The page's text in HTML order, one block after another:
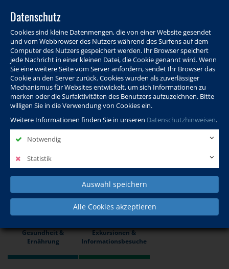
Datenschutz
Cookies sind kleine Datenmengen, die von einer Website gesendet
und vom Webbrowser des Nutzers während des Surfens auf dem
Computer des Nutzers gespeichert werden. Ihr Browser speichert
jede Nachricht in einer kleinen Datei, die Cookie genannt wird. Wenn
Sie eine weitere Seite vom Server anfordern, sendet Ihr Browser das
Cookie an den Server zurück. Cookies wurden als zuverlässiger
Mechanismus für Websites entwickelt, um sich Informationen zu
merken oder die Surfaktivitäten des Benutzers aufzuzeichnen. Bitte
willigen Sie in die Verwendung von Cookies ein.
Weitere Informationen finden Sie in unseren Datenschutzhinweisen.
Notwendig
Statistik
Auswahl speichern
Alle Cookies akzeptieren
Programm Info & Service Aktuelles Warenkorb Login
Ansprechpersonen Kontakt Sitemap
Politik, Wissenschaft &
Internationales
Beruf, IT & Digitales
Gesundheit &
Ernährung
Exkursionen &
Informationsbesuche